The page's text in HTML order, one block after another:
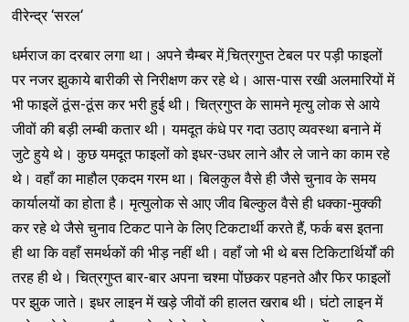
वीरेन्‍द्र ‘सरल‘
धर्मराज का दरबार लगा था। अपने चैम्‍बर में चि़त्रगुप्‍त टेबल पर पड़ी फाइलों
पर नजर झुकाये बारीकी से निरीक्षण कर रहे थे। आस-पास रखी अलमारियों में
भी फाइलें ठूंस-ठूंस कर भरी हुई थी। चित्रगुप्‍त के सामने मृत्‍यु लोक से आये
जीवों की बड़ी लम्‍बी कतार थी। यमदूत कंधे पर गदा उठाए व्‍यवस्‍था बनाने में
जुटे हुये थे। कुछ यमदूत फाइलों को इधर-उधर लाने और ले जाने का काम रहे
थे। वहाँ का माहौल एकदम गरम था। बिलकुल वैसे ही जैसे चुनाव के समय
कार्यालयों का होता है। मृत्‍युलोक से आए जीव बिल्‍कुल वैसे ही धक्‍का-मुक्‍की
कर रहे थे जैसे चुनाव टिकट पाने के लिए टिकटार्थी करते हैं, फर्क बस इतना
ही था कि वहाँ समर्थकों की भीड़ नहीं थी। वहाँ जो भी थे बस टिकिटार्थिर्यों की
तरह ही थे। चित्रगुप्‍त बार-बार अपना चश्‍मा पोंछकर पहनते और फिर फाइलों
पर झुक जाते। इधर लाइन में खड़े जीवों की हालत खराब थी। घंटो लाइन में